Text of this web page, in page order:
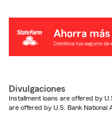
Divulgaciones
Installment loans are offered by
are offered by U.S. Bank National